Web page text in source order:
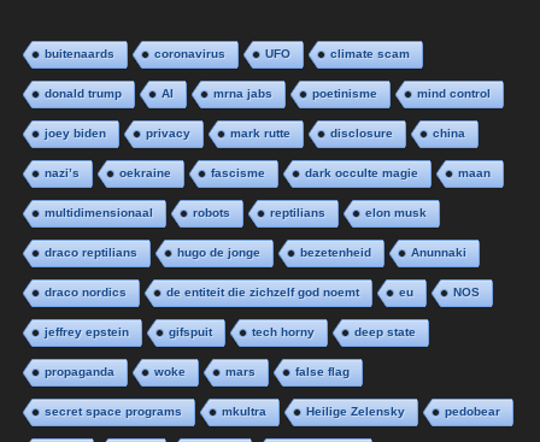
buitenaards coronavirus UFO climate scam
donald trump AI mrna jabs poetinisme mind control
joey biden privacy mark rutte disclosure china
nazi’s oekraine fascisme dark occulte magie maan
multidimensionaal robots reptilians elon musk
draco reptilians hugo de jonge bezetenheid Anunnaki
draco nordics de entiteit die zichzelf god noemt eu NOS
jeffrey epstein gifspuit tech horny deep state
propaganda woke mars false flag
secret space programs mkultra Heilige Zelensky pedobear